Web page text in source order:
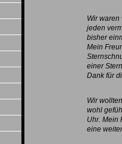
Wir
jeden
bisher
Mein
einer
Dank für
Wir
wohl
Uhr. Mein
eine